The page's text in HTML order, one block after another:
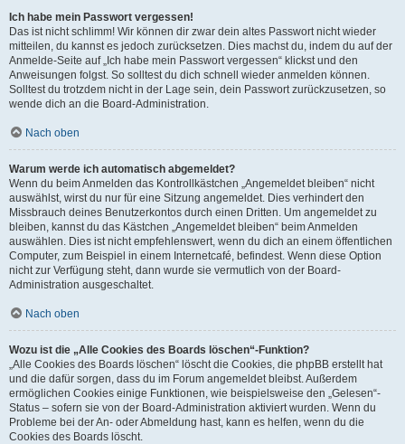
Ich habe mein Passwort vergessen!
Das ist nicht schlimm! Wir können dir zwar dein altes Passwort nicht wieder
mitteilen, du kannst es jedoch zurücksetzen. Dies machst du, indem du auf der
Anmelde-Seite auf „Ich habe mein Passwort vergessen“ klickst und den
Anweisungen folgst. So solltest du dich schnell wieder anmelden können.
Solltest du trotzdem nicht in der Lage sein, dein Passwort zurückzusetzen, so
wende dich an die Board-Administration.
Nach oben
Warum werde ich automatisch abgemeldet?
Wenn du beim Anmelden das Kontrollkästchen „Angemeldet bleiben“ nicht
auswählst, wirst du nur für eine Sitzung angemeldet. Dies verhindert den
Missbrauch deines Benutzerkontos durch einen Dritten. Um angemeldet zu
bleiben, kannst du das Kästchen „Angemeldet bleiben“ beim Anmelden
auswählen. Dies ist nicht empfehlenswert, wenn du dich an einem öffentlichen
Computer, zum Beispiel in einem Internetcafé, befindest. Wenn diese Option
nicht zur Verfügung steht, dann wurde sie vermutlich von der Board-
Administration ausgeschaltet.
Nach oben
Wozu ist die „Alle Cookies des Boards löschen“-Funktion?
„Alle Cookies des Boards löschen“ löscht die Cookies, die phpBB erstellt hat
und die dafür sorgen, dass du im Forum angemeldet bleibst. Außerdem
ermöglichen Cookies einige Funktionen, wie beispielsweise den „Gelesen“-
Status – sofern sie von der Board-Administration aktiviert wurden. Wenn du
Probleme bei der An- oder Abmeldung hast, kann es helfen, wenn du die
Cookies des Boards löscht.